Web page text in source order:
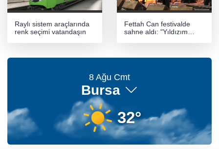
Raylı sistem araçlarında
renk seçimi vatandaşın
Fettah Can festivalde
sahne aldı: "Yıldızım
8 Ağu Cmt
Bursa
32°